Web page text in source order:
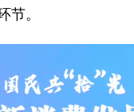
节。